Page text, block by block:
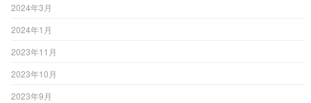
2024年3月
2024年1月
2023年11月
2023年10月
2023年9月